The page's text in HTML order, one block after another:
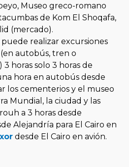
Museo greco-romano
de Kom El Shoqafa,
(mercado).
puede realizar excursiones
(en autobús, tren o
horas solo 3 horas de
hora en autobús desde
los cementerios y el museo
Mundial, la ciudad y las
a 3 horas desde
Alejandría para El Cairo en
desde El Cairo en avión.